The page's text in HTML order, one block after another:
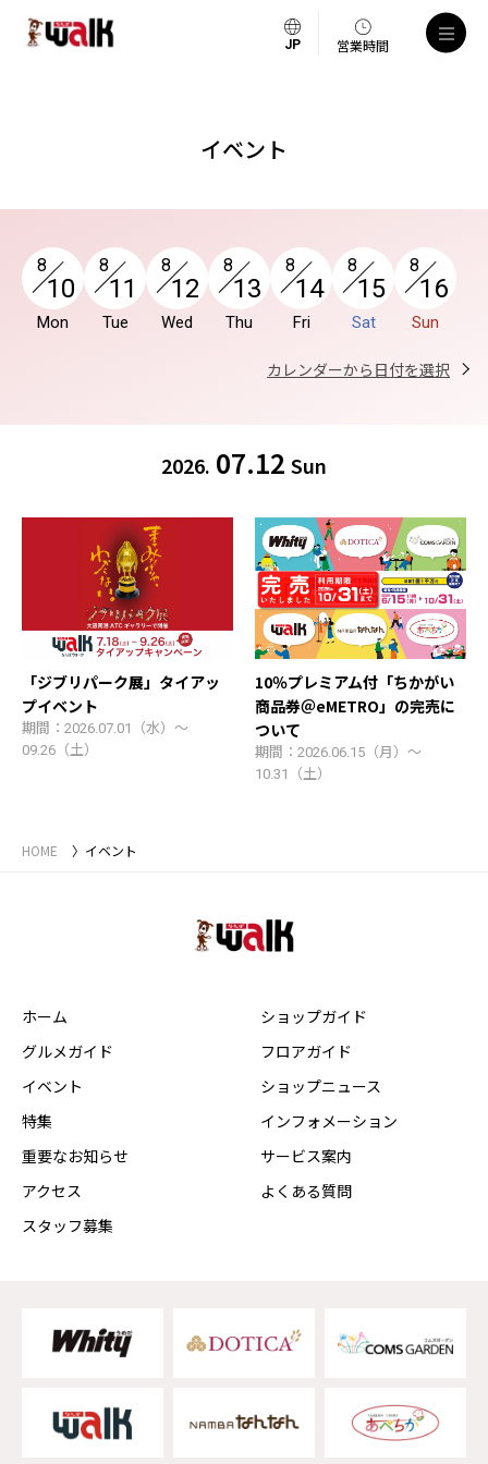
営業時間
イベント
8
10
Mon
8
11
Tue
8
12
Wed
8
13
Thu
8
14
Fri
8
15
Sat
8
16
Sun
カレンダーから日付を選択
2026. 07.12 Sun
「ジブリパーク展」タイアッ
プイベント
期間：2026.07.01（水）～
09.26（土）
10％プレミアム付「ちかがい
商品券＠eMETRO」の完売に
ついて
期間：2026.06.15（月）～
10.31（土）
HOME イベント
ホーム
グルメガイド
イベント
特集
重要なお知らせ
アクセス
スタッフ募集
ショップガイド
フロアガイド
ショップニュース
インフォメーション
サービス案内
よくある質問